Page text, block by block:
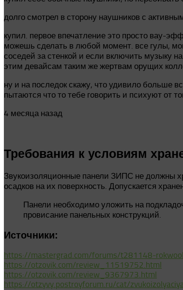
долго смотрел в сторону наушников с
купил. первое впечатление это просто вау-
можешь сделать в любой момент. все гулы,
соседей за стенкой и если включить музыку
этим девайсам таким же жертвам орущих
ну и на последок скажу, что удивило больше
пытаются что то тебе говорить и психуют от
4 месяца назад
Требования к условиям
Звукоизоляционные панели ЗИПС не должны
осадков на их поверхность. Допускается
Панели необходимо уложить на
провисание панельных конструкций.
Источники:
https://mastergrad.com/forums/t281148-
https://otzovik.com/review_11519752.html
https://otzovik.com/review_9367973.html
https://otzyvy.postroyforum.ru/cat/